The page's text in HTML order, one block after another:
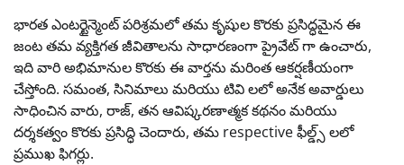
భారత ఎంటర్టైన్మెంట్ పరిశ్రమలో తమ కృషుల కొరకు ప్రసిద్ధమైన ఈ
జంట తమ వ్యక్తిగత జీవితాలను సాధారణంగా ప్రైవేట్ గా ఉంచారు,
ఇది వారి అభిమానుల కొరకు ఈ వార్తను మరింత ఆకర్షణీయంగా
చేస్తోంది. సమంత, సినిమాలు మరియు టివి లలో అనేక అవార్డులు
సాధించిన వారు, రాజ్, తన ఆవిష్కరణాత్మక కథనం మరియు
దర్శకత్వం కొరకు ప్రసిద్ధి చెందారు, తమ respective ఫీల్డ్స్ లలో
ప్రముఖ ఫిగర్లు.